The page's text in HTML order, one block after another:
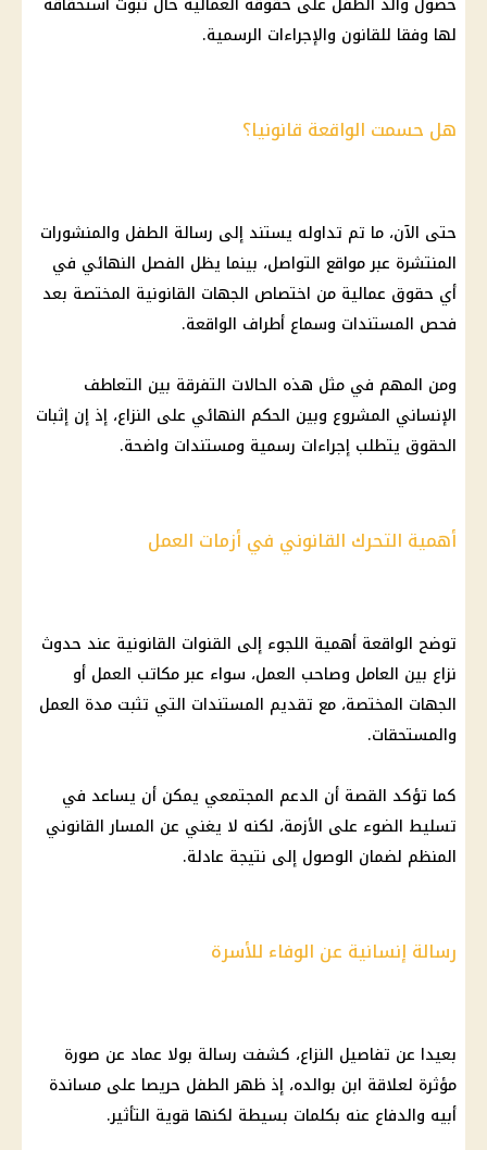
لها وفقا للقانون والإجراءات الرسمية.
هل حسمت الواقعة قانونيا؟
حتى الآن، ما تم تداوله يستند إلى رسالة الطفل والمنشورات
المنتشرة عبر مواقع التواصل، بينما يظل الفصل النهائي في
أي حقوق عمالية من اختصاص الجهات القانونية المختصة بعد
فحص المستندات وسماع أطراف الواقعة.
ومن المهم في مثل هذه الحالات التفرقة بين التعاطف
الإنساني المشروع وبين الحكم النهائي على النزاع، إذ إن إثبات
الحقوق يتطلب إجراءات رسمية ومستندات واضحة.
أهمية التحرك القانوني في أزمات العمل
توضح الواقعة أهمية اللجوء إلى القنوات القانونية عند حدوث
نزاع بين العامل وصاحب العمل، سواء عبر مكاتب العمل أو
الجهات المختصة، مع تقديم المستندات التي تثبت مدة العمل
والمستحقات.
كما تؤكد القصة أن الدعم المجتمعي يمكن أن يساعد في
تسليط الضوء على الأزمة، لكنه لا يغني عن المسار القانوني
المنظم لضمان الوصول إلى نتيجة عادلة.
رسالة إنسانية عن الوفاء للأسرة
بعيدا عن تفاصيل النزاع، كشفت رسالة بولا عماد عن صورة
مؤثرة لعلاقة ابن بوالده، إذ ظهر الطفل حريصا على مساندة
أبيه والدفاع عنه بكلمات بسيطة لكنها قوية التأثير.